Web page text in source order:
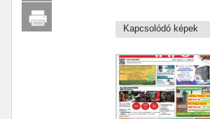
Kapcsolódó képek